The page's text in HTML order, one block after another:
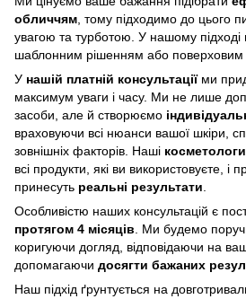
обличчям , тому підходимо до цього
увагою та турботою. У нашому підході
шаблонним рішенням або поверховим
У нашій платній консультаціїми
максимум уваги і часу. Ми не лише
засоби, але й створюємо
враховуючи всі нюанси вашої шкіри,
зовнішніх факторів. Наші косметологи
всі продукти, які ви використовуєте, і
принесуть реальні результати
Особливістю наших консультацій є
протягом 4 місяців . Ми будемо
коригуючи догляд, відповідаючи на
допомагаючи досягти бажаних
Наш підхід ґрунтується на